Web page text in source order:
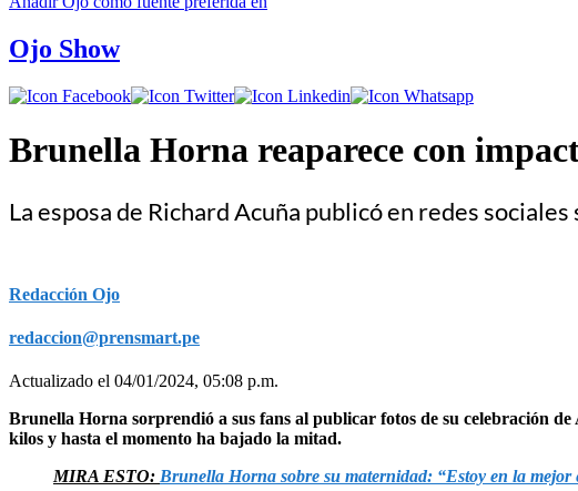
Ojo Show
Brunella Horna reaparece con
La esposa de Richard Acuña publicó en redes
Redacción Ojo
redaccion@prensmart.pe
Actualizado el 04/01/2024, 05:08 p.m.
Brunella Horna sorprendió a sus fans al publicar fotos de su celebración
kilos y hasta el momento ha bajado la mitad.
MIRA ESTO: Brunella Horna sobre su maternidad: “Estoy en la